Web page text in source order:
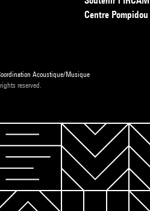
Centre Pompidou
Acoustique/Musique
reserved.